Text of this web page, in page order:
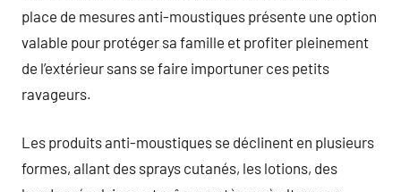
place de mesures anti-moustiques présente une option
valable pour protéger sa famille et profiter pleinement
de l’extérieur sans se faire importuner ces petits
ravageurs.
Les produits anti-moustiques se déclinent en plusieurs
formes, allant des sprays cutanés, les lotions, des